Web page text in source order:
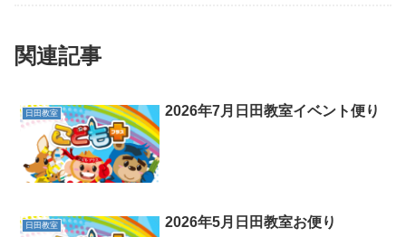
関連記事
日田教室 2026年7月日田教室イベント便り
日田教室 2026年5月日田教室お便り